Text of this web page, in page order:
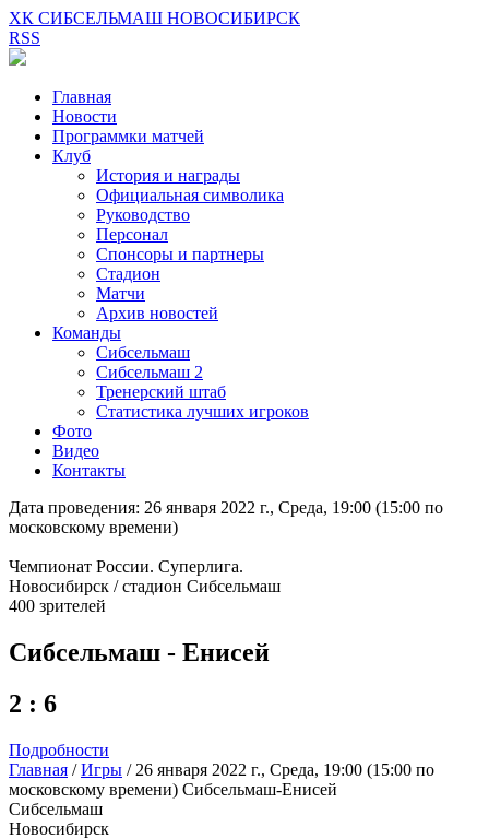
ХК СИБСЕЛЬМАШ НОВОСИБИРСК
RSS
Главная
Новости
Программки матчей
Клуб
История и награды
Официальная символика
Руководство
Персонал
Спонсоры и партнеры
Стадион
Матчи
Архив новостей
Команды
Сибсельмаш
Сибсельмаш 2
Тренерский штаб
Статистика лучших игроков
Фото
Видео
Контакты
Дата проведения: 26 января 2022 г., Среда, 19:00 (15:00 по
московскому времени)
Чемпионат России. Суперлига.
Новосибирск / стадион Сибсельмаш
400 зрителей
Сибсельмаш - Енисей
2 : 6
Подробности
Главная /Игры / 26 января 2022 г., Среда, 19:00 (15:00 по
московскому времени) Сибсельмаш-Енисей
Сибсельмаш
Новосибирск